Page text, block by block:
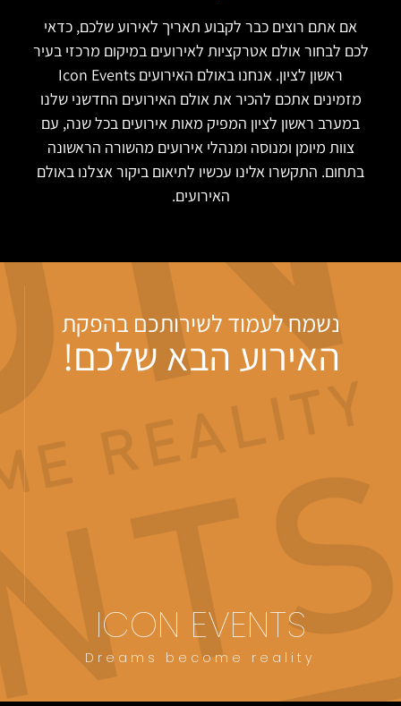
אם אתם רוצים כבר לקבוע תאריך לאירוע שלכם, כדאי
לכם לבחור אולם אטרקציות לאירועים במיקום מרכזי בעיר
ראשון לציון. אנחנו באולם האירועים Icon Events
מזמינים אתכם להכיר את אולם האירועים החדשני שלנו
במערב ראשון לציון המפיק מאות אירועים בכל שנה, עם
צוות מיומן ומנוסה ומנהלי אירועים מהשורה הראשונה
בתחום. התקשרו אלינו עכשיו לתיאום ביקור אצלנו באולם
האירועים.
נשמח לעמוד לשירותכם בהפקת
האירוע הבא שלכם!
ICON EVENTS
Dreams become reality